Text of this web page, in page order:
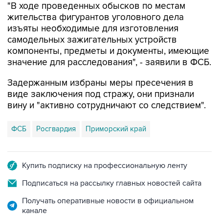
"В ходе проведенных обысков по местам
жительства фигурантов уголовного дела
изъяты необходимые для изготовления
самодельных зажигательных устройств
компоненты, предметы и документы, имеющие
значение для расследования", - заявили в ФСБ.
Задержанным избраны меры пресечения в
виде заключения под стражу, они признали
вину и "активно сотрудничают со следствием".
ФСБ Росгвардия Приморский край
Купить подписку на профессиональную ленту
Подписаться на рассылку главных новостей сайта
Получать оперативные новости в официальном
канале